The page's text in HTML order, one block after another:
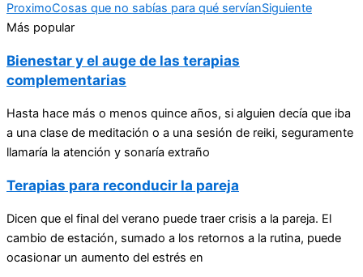
ProximoCosas que no sabías para qué servíanSiguiente
Más popular
Bienestar y el auge de las terapias
complementarias
Hasta hace más o menos quince años, si alguien decía que iba
a una clase de meditación o a una sesión de reiki, seguramente
llamaría la atención y sonaría extraño
Terapias para reconducir la pareja
Dicen que el final del verano puede traer crisis a la pareja. El
cambio de estación, sumado a los retornos a la rutina, puede
ocasionar un aumento del estrés en